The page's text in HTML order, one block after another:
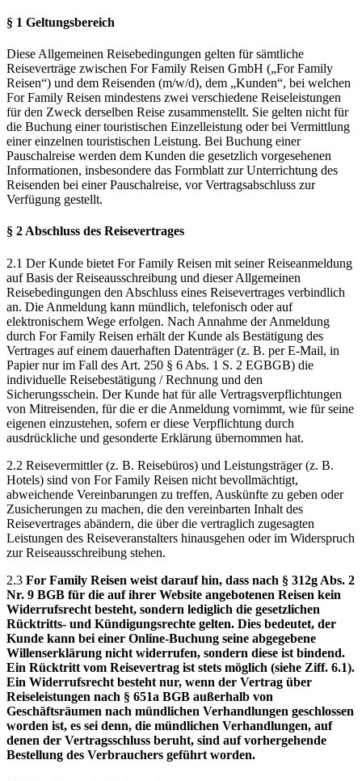
§ 1 Geltungsbereich
Diese Allgemeinen Reisebedingungen gelten für sämtliche
Reiseverträge zwischen For Family Reisen GmbH („For Family
Reisen“) und dem Reisenden (m/w/d), dem „Kunden“, bei welchen
For Family Reisen mindestens zwei verschiedene Reiseleistungen
für den Zweck derselben Reise zusammenstellt. Sie gelten nicht für
die Buchung einer touristischen Einzelleistung oder bei Vermittlung
einer einzelnen touristischen Leistung. Bei Buchung einer
Pauschalreise werden dem Kunden die gesetzlich vorgesehenen
Informationen, insbesondere das Formblatt zur Unterrichtung des
Reisenden bei einer Pauschalreise, vor Vertragsabschluss zur
Verfügung gestellt.
§ 2 Abschluss des Reisevertrages
2.1 Der Kunde bietet For Family Reisen mit seiner Reiseanmeldung
auf Basis der Reiseausschreibung und dieser Allgemeinen
Reisebedingungen den Abschluss eines Reisevertrages verbindlich
an. Die Anmeldung kann mündlich, telefonisch oder auf
elektronischem Wege erfolgen. Nach Annahme der Anmeldung
durch For Family Reisen erhält der Kunde als Bestätigung des
Vertrages auf einem dauerhaften Datenträger (z. B. per E-Mail, in
Papier nur im Fall des Art. 250 § 6 Abs. 1 S. 2 EGBGB) die
individuelle Reisebestätigung / Rechnung und den
Sicherungsschein. Der Kunde hat für alle Vertragsverpflichtungen
von Mitreisenden, für die er die Anmeldung vornimmt, wie für seine
eigenen einzustehen, sofern er diese Verpflichtung durch
ausdrückliche und gesonderte Erklärung übernommen hat.
2.2 Reisevermittler (z. B. Reisebüros) und Leistungsträger (z. B.
Hotels) sind von For Family Reisen nicht bevollmächtigt,
abweichende Vereinbarungen zu treffen, Auskünfte zu geben oder
Zusicherungen zu machen, die den vereinbarten Inhalt des
Reisevertrages abändern, die über die vertraglich zugesagten
Leistungen des Reiseveranstalters hinausgehen oder im Widerspruch
zur Reiseausschreibung stehen.
2.3 For Family Reisen weist darauf hin, dass nach § 312g Abs. 2
Nr. 9 BGB für die auf ihrer Website angebotenen Reisen kein
Widerrufsrecht besteht, sondern lediglich die gesetzlichen
Rücktritts- und Kündigungsrechte gelten. Dies bedeutet, der
Kunde kann bei einer Online-Buchung seine abgegebene
Willenserklärung nicht widerrufen, sondern diese ist bindend.
Ein Rücktritt vom Reisevertrag ist stets möglich (siehe Ziff. 6.1).
Ein Widerrufsrecht besteht nur, wenn der Vertrag über
Reiseleistungen nach § 651a BGB außerhalb von
Geschäftsräumen nach mündlichen Verhandlungen geschlossen
worden ist, es sei denn, die mündlichen Verhandlungen, auf
denen der Vertragsschluss beruht, sind auf vorhergehende
Bestellung des Verbrauchers geführt worden.